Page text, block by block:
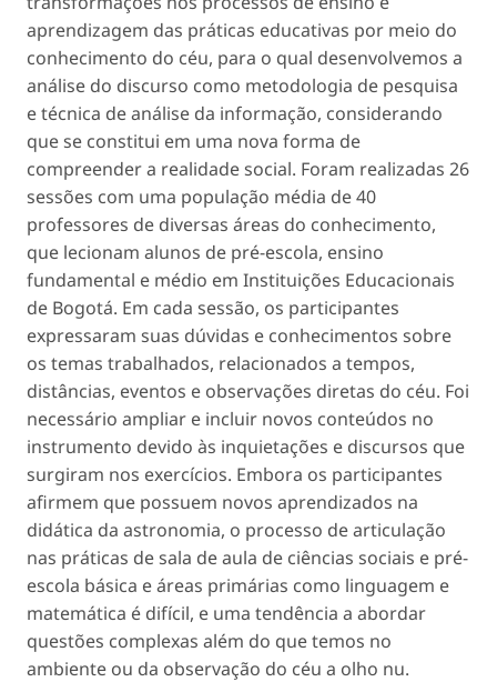
aprendizagem das práticas educativas por meio do
conhecimento do céu, para o qual desenvolvemos a
análise do discurso como metodologia de pesquisa
e técnica de análise da informação, considerando
que se constitui em uma nova forma de
compreender a realidade social. Foram realizadas 26
sessões com uma população média de 40
professores de diversas áreas do conhecimento,
que lecionam alunos de pré-escola, ensino
fundamental e médio em Instituições Educacionais
de Bogotá. Em cada sessão, os participantes
expressaram suas dúvidas e conhecimentos sobre
os temas trabalhados, relacionados a tempos,
distâncias, eventos e observações diretas do céu. Foi
necessário ampliar e incluir novos conteúdos no
instrumento devido às inquietações e discursos que
surgiram nos exercícios. Embora os participantes
afirmem que possuem novos aprendizados na
didática da astronomia, o processo de articulação
nas práticas de sala de aula de ciências sociais e pré-
escola básica e áreas primárias como linguagem e
matemática é difícil, e uma tendência a abordar
questões complexas além do que temos no
ambiente ou da observação do céu a olho nu.